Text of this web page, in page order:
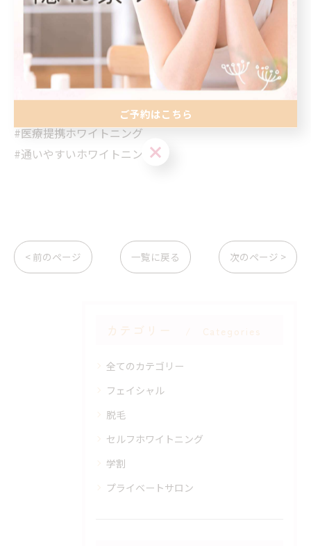
#江別市ホワイトニング
#効果の見えるホワイトニング
#医療提携ホワイトニング
#通いやすいホワイトニング
< 前のページ 一覧に戻る 次のページ >
カテゴリー Categories
全てのカテゴリー
フェイシャル
脱毛
セルフホワイトニング
学割
プライベートサロン
ご予約はこちら
ご予約はこちら